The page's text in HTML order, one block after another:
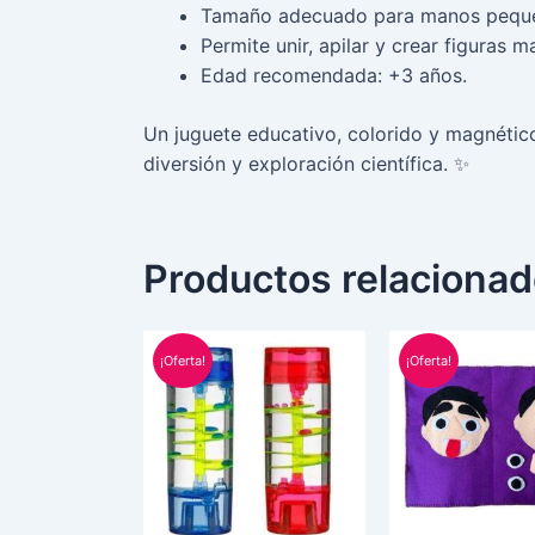
Tamaño adecuado para manos
Permite unir, apilar y crear figuras
Edad recomendada: +3 años.
Un juguete educativo, colorido y
diversión y exploración científica. ✨
Productos
¡Oferta!
precio
original
era:
S/ 65.00.
precio
actual
es:
S/ 45.00.
¡Oferta!
era:
S/